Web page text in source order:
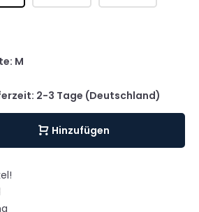
M
2-3 Tage (Deutschland)
Hinzufügen